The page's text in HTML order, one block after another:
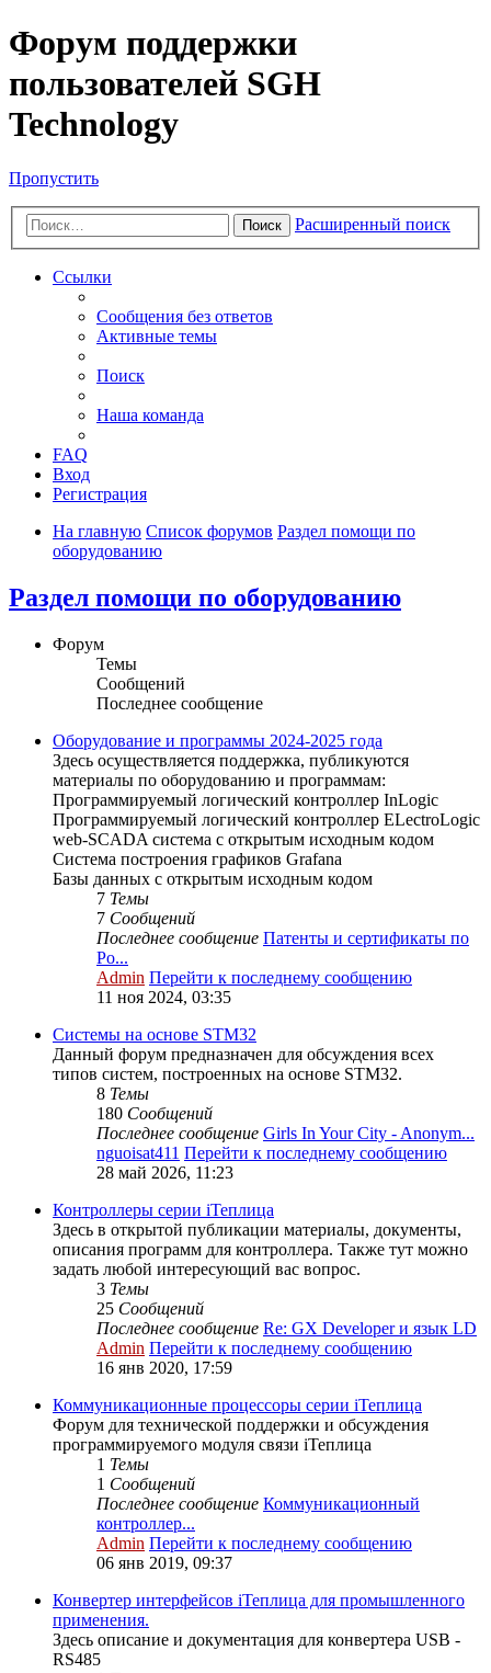
Форум поддержки
пользователей SGH
Technology
Пропустить
Поиск Расширенный поиск
Ссылки
Сообщения без ответов
Активные темы
Поиск
Наша команда
FAQ
Вход
Регистрация
На главную Список форумов Раздел помощи по
оборудованию
Раздел помощи по оборудованию
Форум
Темы
Сообщений
Последнее сообщение
Оборудование и программы 2024-2025 года
Здесь осуществляется поддержка, публикуются
материалы по оборудованию и программам:
Программируемый логический контроллер InLogic
Программируемый логический контроллер ELectroLogic
web-SCADA система с открытым исходным кодом
Система построения графиков Grafana
Базы данных с открытым исходным кодом
7 Темы
7 Сообщений
Последнее сообщение Патенты и сертификаты по
Ро...
Admin Перейти к последнему сообщению
11 ноя 2024, 03:35
Системы на основе STM32
Данный форум предназначен для обсуждения всех
типов систем, построенных на основе STM32.
8 Темы
180 Сообщений
Последнее сообщение Girls In Your City - Anonym...
nguoisat411 Перейти к последнему сообщению
28 май 2026, 11:23
Контроллеры серии iТеплица
Здесь в открытой публикации материалы, документы,
описания программ для контроллера. Также тут можно
задать любой интересующий вас вопрос.
3 Темы
25 Сообщений
Последнее сообщение Re: GX Developer и язык LD
Admin Перейти к последнему сообщению
16 янв 2020, 17:59
Коммуникационные процессоры серии iТеплица
Форум для технической поддержки и обсуждения
программируемого модуля связи iТеплица
1 Темы
1 Сообщений
Последнее сообщение Коммуникационный
контроллер...
Admin Перейти к последнему сообщению
06 янв 2019, 09:37
Конвертер интерфейсов iТеплица для промышленного
применения.
Здесь описание и документация для конвертера USB -
RS485